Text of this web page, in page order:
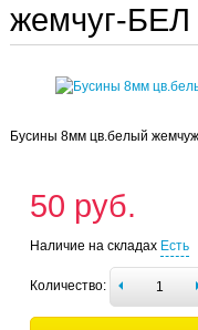
жемчуг-БЕЛ
Бусины 8мм цв.белый
50 руб.
Наличие на складах Есть
Количество: